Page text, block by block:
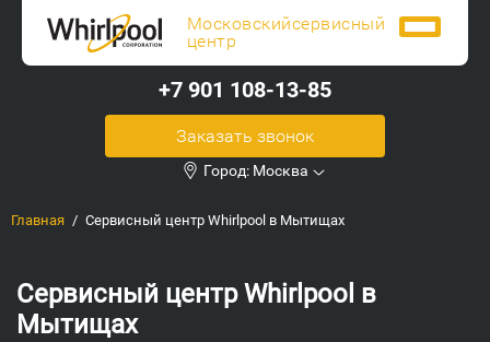
Московскийсервисный
центр
Город: Москва
+7 901 108-13-85
Заказать звонок
Главная Сервисный центр Whirlpool в Мытищах
Сервисный центр Whirlpool в
Мытищах